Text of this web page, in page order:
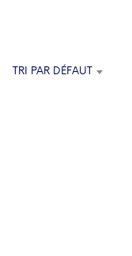
TRI PAR DÉFAUT